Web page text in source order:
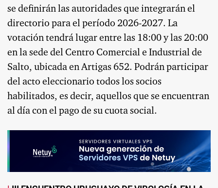
se definirán las autoridades que integrarán el
directorio para el período 2026-2027. La
votación tendrá lugar entre las 18:00 y las 20:00
en la sede del Centro Comercial e Industrial de
Salto, ubicada en Artigas 652. Podrán participar
del acto eleccionario todos los socios
habilitados, es decir, aquellos que se encuentran
al día con el pago de su cuota social.